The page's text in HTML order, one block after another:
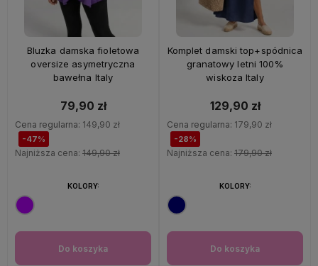
Bluzka damska fioletowa
oversize asymetryczna
bawełna Italy
79,90 zł
Cena regularna: 149,90 zł
-47%
Najniższa cena: 149,90 zł
Do koszyka
KOLORY:
Komplet damski top+spódnica
granatowy letni 100%
wiskoza Italy
129,90 zł
Cena regularna: 179,90 zł
-28%
Najniższa cena: 179,90 zł
Do koszyka
KOLORY: